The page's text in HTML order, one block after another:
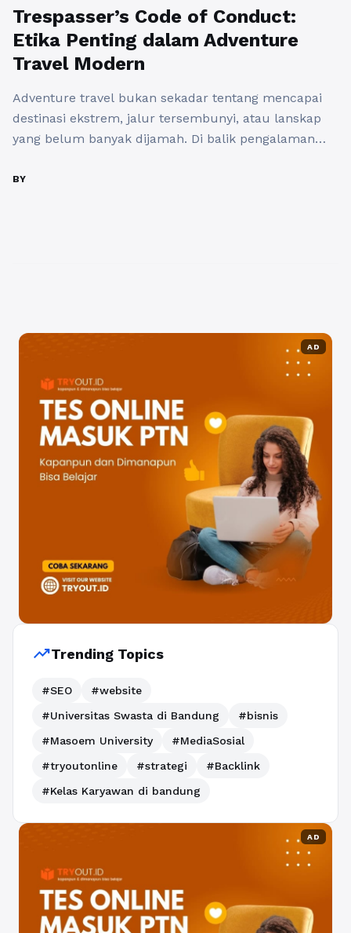
Trespasser’s Code of Conduct:
Etika Penting dalam Adventure
Travel Modern
Adventure travel bukan sekadar tentang mencapai
destinasi ekstrem, jalur tersembunyi, atau lanskap
yang belum banyak dijamah. Di balik pengalaman
menjaga alam, menghormati masyarakat lokal, serta
BY
AD
trending_upTrending Topics
#SEO
#website
#Universitas Swasta di Bandung
#bisnis
#Masoem University
#MediaSosial
#tryoutonline
#strategi
#Backlink
#Kelas Karyawan di bandung
AD